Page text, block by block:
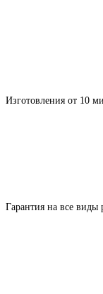
Изготовления от 10
Гарантия на все виды